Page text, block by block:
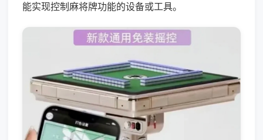
能实现控制麻将牌功能的设备或工具。